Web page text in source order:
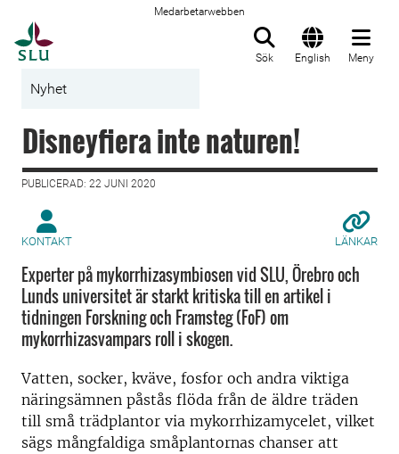
Medarbetarwebben
Sök English Meny
Nyhet
Disneyfiera inte naturen!
PUBLICERAD: 22 JUNI 2020
KONTAKT LÄNKAR
Experter på mykorrhizasymbiosen vid SLU, Örebro och
Lunds universitet är starkt kritiska till en artikel i
tidningen Forskning och Framsteg (FoF) om
mykorrhizasvampars roll i skogen.
Vatten, socker, kväve, fosfor och andra viktiga
näringsämnen påstås flöda från de äldre träden
till små trädplantor via mykorrhizamycelet, vilket
sägs mångfaldiga småplantornas chanser att